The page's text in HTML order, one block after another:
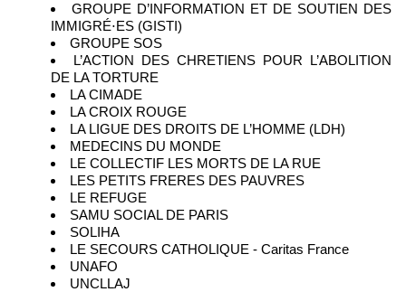
GROUPE D’INFORMATION ET DE SOUTIEN DES
IMMIGRÉ⋅ES (GISTI)
GROUPE SOS
L’ACTION DES CHRETIENS POUR L’ABOLITION
DE LA TORTURE
LA CIMADE
LA CROIX ROUGE
LA LIGUE DES DROITS DE L’HOMME (LDH)
MEDECINS DU MONDE
LE COLLECTIF LES MORTS DE LA RUE
LES PETITS FRERES DES PAUVRES
LE REFUGE
SAMU SOCIAL DE PARIS
SOLIHA
LE SECOURS CATHOLIQUE - Caritas France
UNAFO
UNCLLAJ